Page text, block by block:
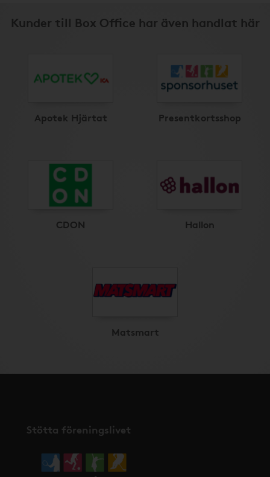
Kunder till Box Office har även handlat här
Apotek Hjärtat Presentkortsshop
CDON Hallon
Matsmart
Stötta föreningslivet